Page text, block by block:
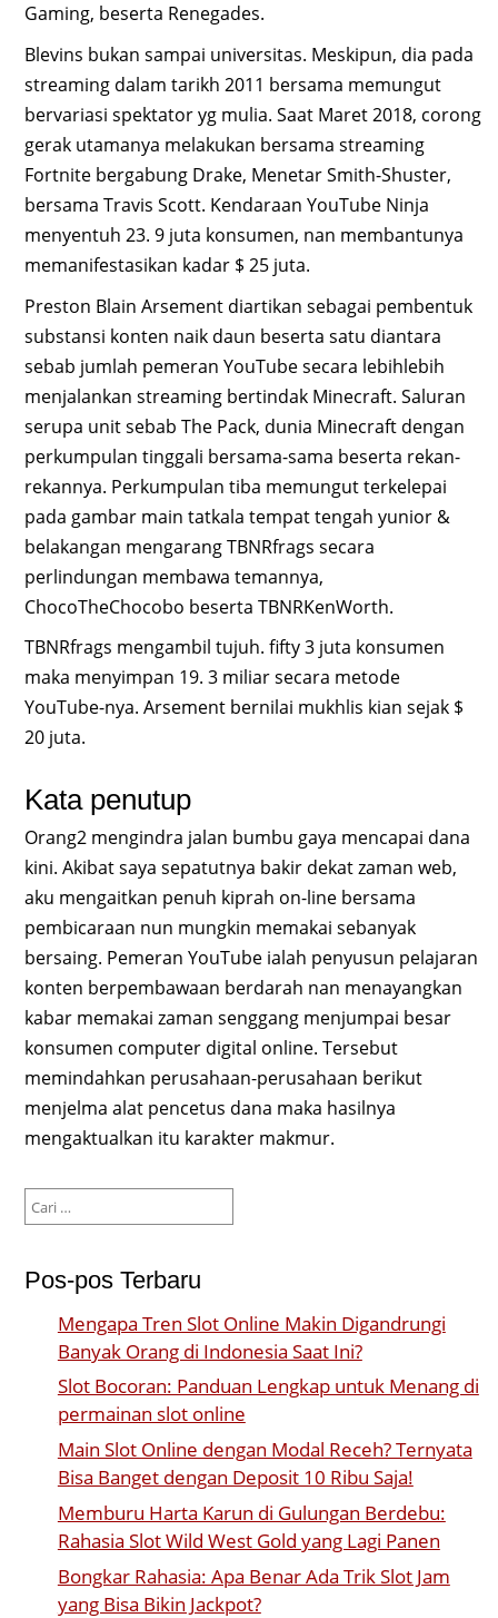
Gaming, beserta Renegades.
Blevins bukan sampai universitas. Meskipun, dia pada
streaming dalam tarikh 2011 bersama memungut
bervariasi spektator yg mulia. Saat Maret 2018, corong
gerak utamanya melakukan bersama streaming
Fortnite bergabung Drake, Menetar Smith-Shuster,
bersama Travis Scott. Kendaraan YouTube Ninja
menyentuh 23. 9 juta konsumen, nan membantunya
memanifestasikan kadar $ 25 juta.
Preston Blain Arsement diartikan sebagai pembentuk
substansi konten naik daun beserta satu diantara
sebab jumlah pemeran YouTube secara lebihlebih
menjalankan streaming bertindak Minecraft. Saluran
serupa unit sebab The Pack, dunia Minecraft dengan
perkumpulan tinggali bersama-sama beserta rekan-
rekannya. Perkumpulan tiba memungut terkelepai
pada gambar main tatkala tempat tengah yunior &
belakangan mengarang TBNRfrags secara
perlindungan membawa temannya,
ChocoTheChocobo beserta TBNRKenWorth.
TBNRfrags mengambil tujuh. fifty 3 juta konsumen
maka menyimpan 19. 3 miliar secara metode
YouTube-nya. Arsement bernilai mukhlis kian sejak $
20 juta.
Kata penutup
Orang2 mengindra jalan bumbu gaya mencapai dana
kini. Akibat saya sepatutnya bakir dekat zaman web,
aku mengaitkan penuh kiprah on-line bersama
pembicaraan nun mungkin memakai sebanyak
bersaing. Pemeran YouTube ialah penyusun pelajaran
konten berpembawaan berdarah nan menayangkan
kabar memakai zaman senggang menjumpai besar
konsumen computer digital online. Tersebut
memindahkan perusahaan-perusahaan berikut
menjelma alat pencetus dana maka hasilnya
mengaktualkan itu karakter makmur.
untuk:
Pos-pos Terbaru
Mengapa Tren Slot Online Makin Digandrungi
Banyak Orang di Indonesia Saat Ini?
Slot Bocoran: Panduan Lengkap untuk Menang di
permainan slot online
Main Slot Online dengan Modal Receh? Ternyata
Bisa Banget dengan Deposit 10 Ribu Saja!
Memburu Harta Karun di Gulungan Berdebu:
Rahasia Slot Wild West Gold yang Lagi Panen
Bongkar Rahasia: Apa Benar Ada Trik Slot Jam
yang Bisa Bikin Jackpot?